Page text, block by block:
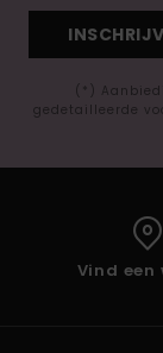
(*)
gedetailleerde
Vind een